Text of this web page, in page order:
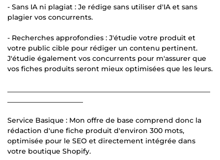
- Sans IA ni plagiat : Je rédige sans utiliser d'IA et sans
plagier vos concurrents.
- Recherches approfondies : J'étudie votre produit et
votre public cible pour rédiger un contenu pertinent.
J'étudie également vos concurrents pour m'assurer que
vos fiches produits seront mieux optimisées que les leurs.
Service Basique : Mon offre de base comprend donc la
rédaction d'une fiche produit d'environ 300 mots,
optimisée pour le SEO et directement intégrée dans
votre boutique Shopify.